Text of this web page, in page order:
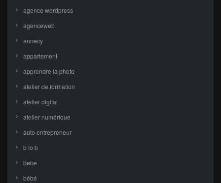
agence wordpress
agenceweb
annecy
appartement
apprendre la photo
atelier de formation
atelier digital
atelier numérique
auto entrepreneur
b to b
bebe
bébé